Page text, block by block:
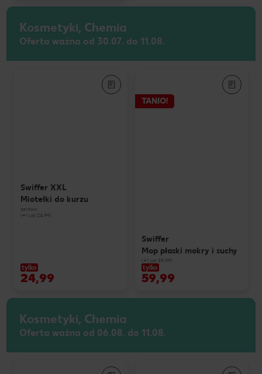
Kosmetyki, Chemia
Oferta ważna od 30.07. do 11.08.
Swiffer XXL
Miotełki do kurzu
zestaw
(=1 szt 24,99)
tylko
24,99
TANIO!
Swiffer
Mop płaski mokry i suchy
(=1 szt 59,99)
tylko
59,99
Kosmetyki, Chemia
Oferta ważna od 06.08. do 11.08.